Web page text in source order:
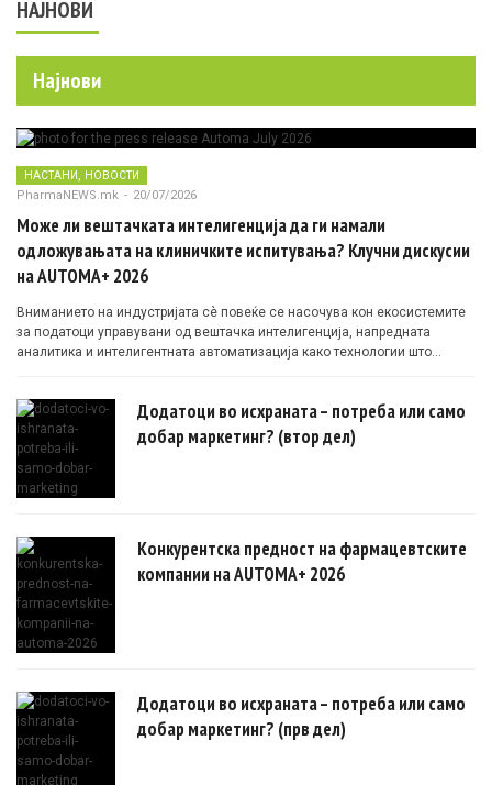
НАЈНОВИ
Најнови
НАСТАНИ, НОВОСТИ
PharmaNEWS.mk - 20/07/2026
Може ли вештачката интелигенција да ги намали
одложувањата на клиничките испитувања? Клучни дискусии
на AUTOMA+ 2026
Вниманието на индустријата сè повеќе се насочува кон екосистемите
за податоци управувани од вештачка интелигенција, напредната
аналитика и интелигентната автоматизација како технологии што
Додатоци во исхраната – потреба или само
добар маркетинг? (втор дел)
Конкурентска предност на фармацевтските
компании на AUTOMA+ 2026
Додатоци во исхраната – потреба или само
добар маркетинг? (прв дел)